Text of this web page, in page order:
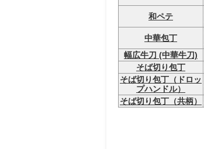
和ペテ
中華包丁
幅広牛刀 (中華牛刀)
そば切り包丁
そば切り包丁（ドロッ
プハンドル）
そば切り包丁（共柄）